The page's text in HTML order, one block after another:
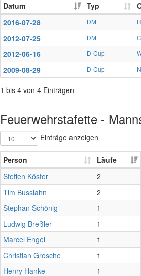
Datum Typ
2016-07-28
DM
2012-07-25
DM
2012-06-16
D-Cup
2009-08-29
D-Cup
1 bis 4 von 4 Einträgen
Feuerwehrstafette -
Einträge anzeigen
Person Läufe
Steffen Köster
2
Tim Bussiahn 2
Stephan Schönig 1
Ludwig Breßler 1
Marcel Engel 1
Christian Grosche 1
Henry Hanke 1